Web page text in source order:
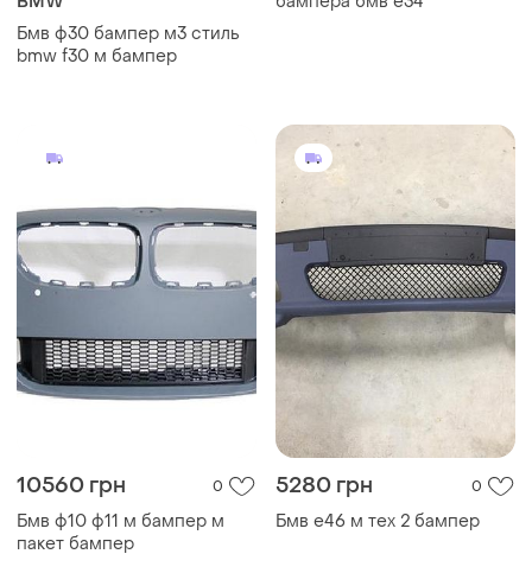
Бмв ф30 бампер м3 стиль
bmw f30 м бампер
10560 грн 0
Бмв ф10 ф11 м бампер м
пакет бампер
5280 грн 0
Бмв е46 м тех 2 бампер